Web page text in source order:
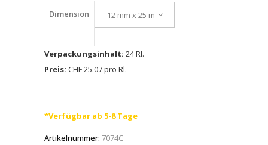
Dimension 12 mm x 25 m
Verpackungsinhalt: 24 Rl.
Preis: CHF 25.07 pro Rl.
*Verfügbar ab 5-8 Tage
Artikelnummer: 7074C